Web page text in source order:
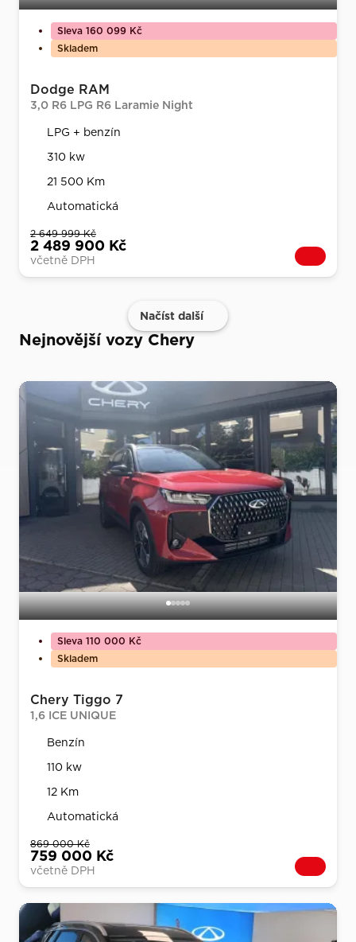
Sleva 160 099 Kč
Skladem
Dodge RAM
3,0 R6 LPG R6 Laramie Night
LPG + benzín
310 kw
21 500 Km
Automatická
2 649 999 Kč
2 489 900 Kč
včetně DPH
Načíst další
Nejnovější vozy Chery
Sleva 110 000 Kč
Skladem
Chery Tiggo 7
1,6 ICE UNIQUE
Benzín
110 kw
12 Km
Automatická
869 000 Kč
759 000 Kč
včetně DPH